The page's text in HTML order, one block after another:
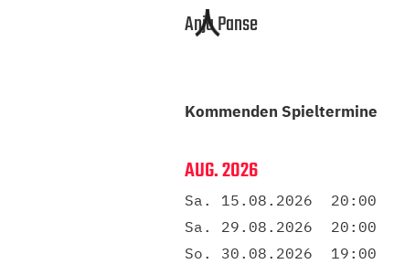
Anja Panse
Kommenden Spieltermine
AUG. 2026
Sa. 15.08.2026 20:00
Sa. 29.08.2026 20:00
So. 30.08.2026 19:00